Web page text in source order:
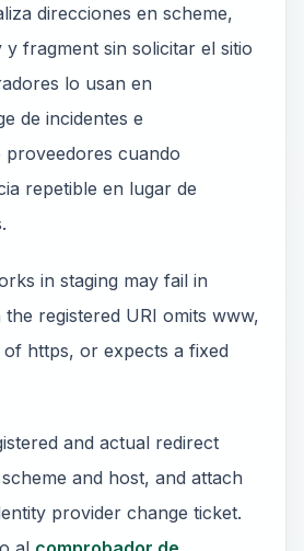
direcciones en scheme,
fragment sin solicitar el sitio
lo usan en
de incidentes e
cuando
repetible en lugar de
in staging may fail in
registered URI omits www,
of https, or expects a fixed
and actual redirect
and host, and attach
provider change ticket.